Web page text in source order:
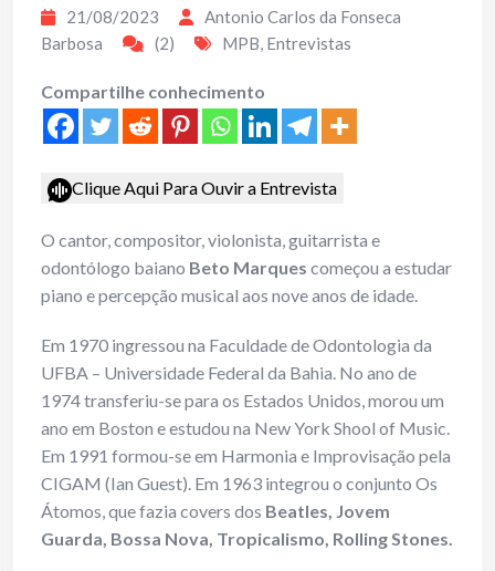
21/08/2023
Antonio Carlos da Fonseca
Barbosa
(2) MPB, Entrevistas
Compartilhe conhecimento
Clique Aqui Para Ouvir a Entrevista
O cantor, compositor, violonista, guitarrista e
odontólogo baiano Beto Marques começou a estudar
piano e percepção musical aos nove anos de idade.
Em 1970 ingressou na Faculdade de Odontologia da
UFBA – Universidade Federal da Bahia. No ano de
1974 transferiu-se para os Estados Unidos, morou um
ano em Boston e estudou na New York Shool of Music.
Em 1991 formou-se em Harmonia e Improvisação pela
CIGAM (Ian Guest). Em 1963 integrou o conjunto Os
Átomos, que fazia covers dos Beatles, Jovem
Guarda, Bossa Nova, Tropicalismo, Rolling Stones.